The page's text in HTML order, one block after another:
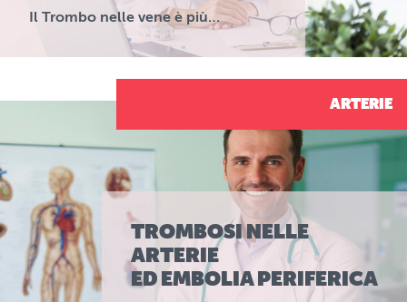
Il Trombo nelle vene è più…
ARTERIE
TROMBOSI NELLE
ARTERIE
ED EMBOLIA PERIFERICA